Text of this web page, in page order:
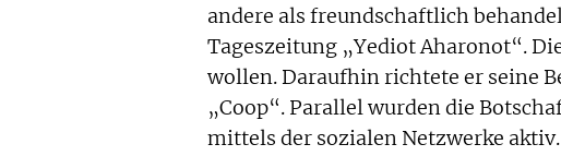
andere als freundschaftlich
Tageszeitung „Yediot Aharonot“.
wollen. Daraufhin richtete er seine
„Coop“. Parallel wurden die
mittels der sozialen Netzwerke